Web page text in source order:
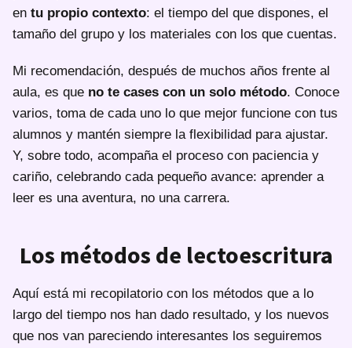
en tu propio contexto: el tiempo del que dispones, el
tamaño del grupo y los materiales con los que cuentas.
Mi recomendación, después de muchos años frente al
aula, es que no te cases con un solo método. Conoce
varios, toma de cada uno lo que mejor funcione con tus
alumnos y mantén siempre la flexibilidad para ajustar.
Y, sobre todo, acompaña el proceso con paciencia y
cariño, celebrando cada pequeño avance: aprender a
leer es una aventura, no una carrera.
Los métodos de lectoescritura
Aquí está mi recopilatorio con los métodos que a lo
largo del tiempo nos han dado resultado, y los nuevos
que nos van pareciendo interesantes los seguiremos